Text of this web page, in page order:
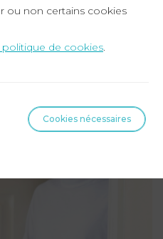
.
– Pôle Donations
sujet
ou non certains cookies
de cookies.
Cookies nécessaires